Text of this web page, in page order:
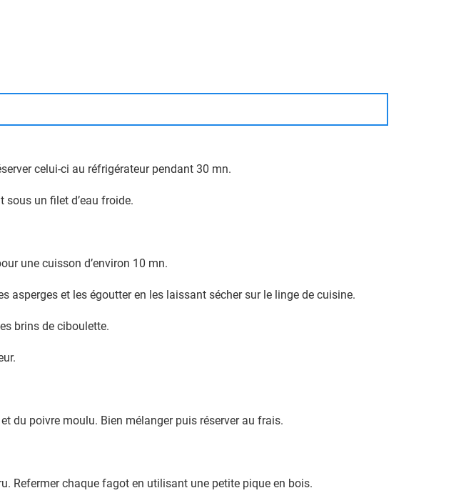
celui-ci au réfrigérateur pendant 30 mn.
sous un filet d’eau froide.
une cuisson d’environ 10 mn.
asperges et les égoutter en les laissant sécher sur le linge de cuisine.
brins de ciboulette.
du poivre moulu. Bien mélanger puis réserver au frais.
Refermer chaque fagot en utilisant une petite pique en bois.